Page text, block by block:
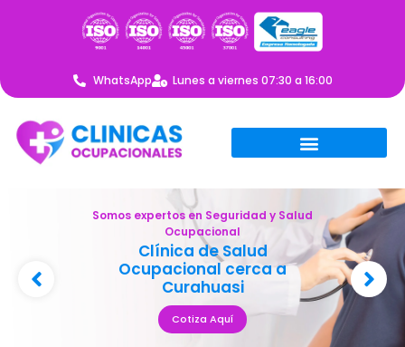
WhatsApp Lunes a viernes 07:30 a 16:00
Somos expertos en Seguridad y Salud
Ocupacional
Clínica de Salud
Ocupacional cerca a
Curahuasi
Cotiza Aquí